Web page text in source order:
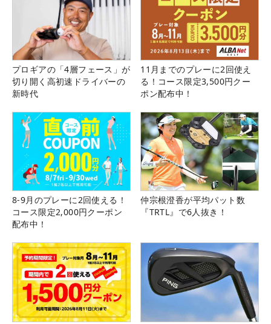
プロギアの「4層フェース」が
切り開く高初速ドライバーの
新時代
11月までのプレーに2回使え
る！コース限定3,500円クー
ポン配布中！
8-9月のプレーに2回使える！
コース限定2,000円クーポン
配布中！
仲宗根澄香が平均パット数
『TRTL』で6人抜き！